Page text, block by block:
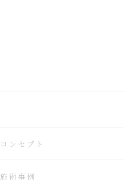
コンセプト
施術事例